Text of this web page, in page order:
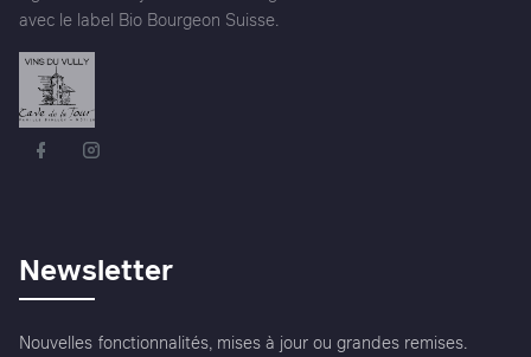
avec le label Bio Bourgeon Suisse.
Newsletter
Nouvelles fonctionnalités, mises à jour ou grandes remises.